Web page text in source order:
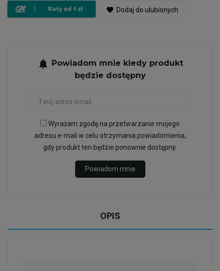
favorite Dodaj do ulubionych
notifications Powiadom mnie kiedy produkt
będzie dostępny
Wyrażam zgodę na przetwarzanie mojego
adresu e-mail w celu otrzymania powiadomienia,
gdy produkt ten będzie ponownie dostępny.
Powiadom mnie
OPIS